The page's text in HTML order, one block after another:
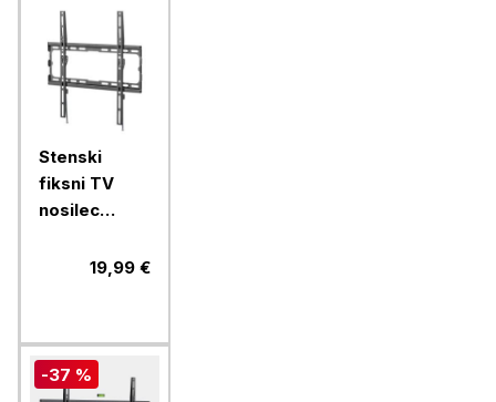
Stenski
fiksni TV
nosilec
MANHATTAN,
tanek
19,99 €
-37 %